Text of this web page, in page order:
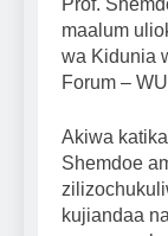
Prof.
maalum
wa Kidunia
Forum –
Akiwa
Shemdoe
kujiandaa